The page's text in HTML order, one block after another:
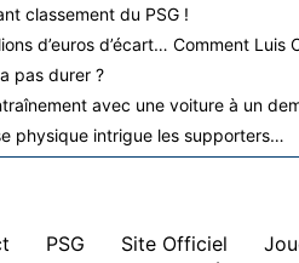
classement du PSG !
d’euros d’écart… Comment Luis
pas durer ?
avec une voiture à un
physique intrigue les supporters…
PSG Site Officiel